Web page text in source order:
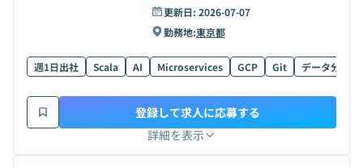
更新日: 2026-07-07
勤務地:東京都
週1日出社 Scala AI Microservices GCP Git データ分析
詳細を表示
登録して求人に応募する